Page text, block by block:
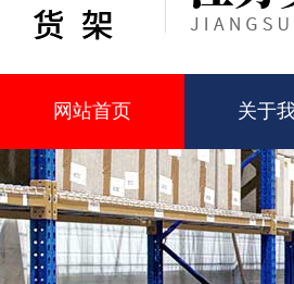
网站首页 关于